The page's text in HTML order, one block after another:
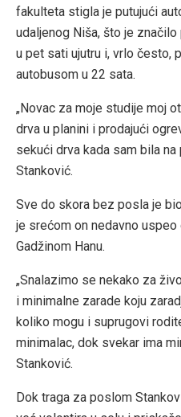
fakulteta stigla je putujući
udaljenog Niša, što je
u pet sati ujutru i, vrlo često,
autobusom u 22 sata.
„Novac za moje studije moj
drva u planini i prodajući
sekući drva kada sam bila
Stanković.
Sve do skora bez posla je
je srećom on nedavno
Gadžinom Hanu.
„Snalazimo se nekako za
i minimalne zarade koju
koliko mogu i suprugovi
minimalac, dok svekar ima
Stanković.
Dok traga za poslom